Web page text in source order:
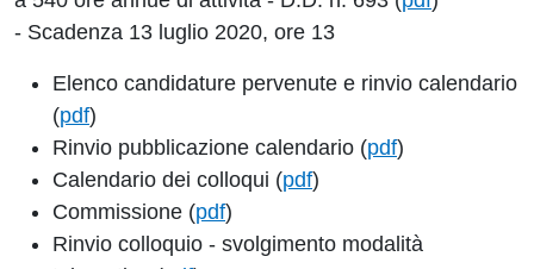
- Scadenza 13 luglio 2020, ore 13
Elenco candidature pervenute e rinvio calendario
(pdf)
Rinvio pubblicazione calendario (pdf)
Calendario dei colloqui (pdf)
Commissione (pdf)
Rinvio colloquio - svolgimento modalità